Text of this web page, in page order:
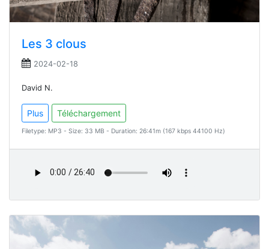
Les 3 clous
2024-02-18
David N.
Plus Téléchargement
Filetype: MP3 - Size: 33 MB - Duration: 26:41m (167 kbps 44100 Hz)